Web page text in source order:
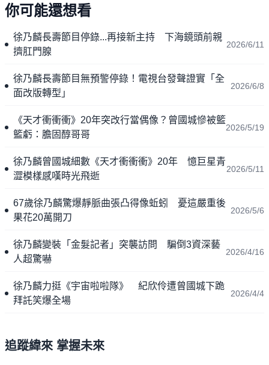
你可能還想看
徐乃麟長壽節目停錄...再接新主持 下海鏡頭前親
擠肛門腺
2026/6/11
徐乃麟長壽節目無預警停錄！電視台發聲證實「全
面改版轉型」
2026/6/8
《天才衝衝衝》20年突改行當偶像？曾國城慘被籃
籃虧：膽固醇哥哥
2026/5/19
徐乃麟曾國城細數《天才衝衝衝》20年 憶巨星青
澀模樣感嘆時光飛逝
2026/5/11
67歲徐乃麟驚爆靜脈曲張凸得像蚯蚓 憂這嚴重後
果花20萬開刀
2026/5/6
徐乃麟變裝「金髮記者」突襲訪問 騙倒3資深藝
人超驚嚇
2026/4/16
徐乃麟力挺《宇宙啦啦隊》 紀欣伶遭曾國城下跪
拜託笑爆全場
2026/4/4
追蹤緯來 掌握未來